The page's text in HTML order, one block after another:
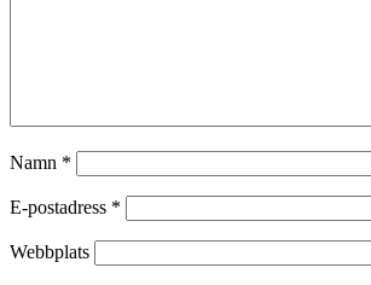
Namn *
E-postadress *
Webbplats